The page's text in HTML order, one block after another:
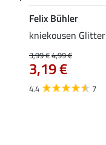
Felix Bühler
kniekousen Glitter
3,99 €4,99 €
3,19 €
4.4 7